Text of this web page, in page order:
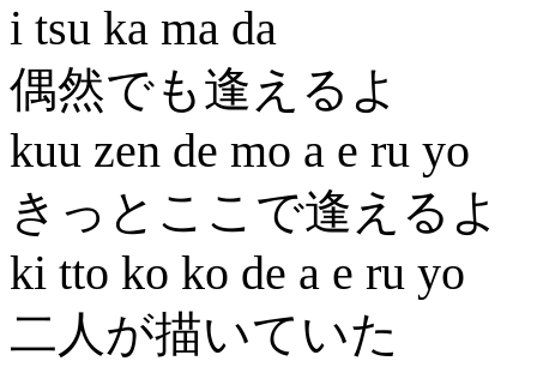
i tsu ka ma da
偶然でも逢えるよ
kuu zen de mo a e ru yo
きっとここで逢えるよ
ki tto ko ko de a e ru yo
二人が描いていた